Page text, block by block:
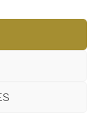
coworking
urbain, ou